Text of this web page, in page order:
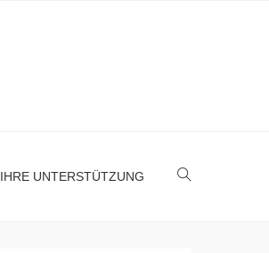
IHRE UNTERSTÜTZUNG